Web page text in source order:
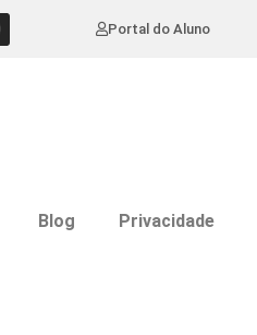
Portal do Aluno
Blog Privacidade